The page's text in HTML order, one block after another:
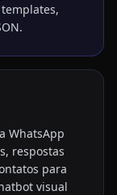
WhatsApp
respostas
para
visual